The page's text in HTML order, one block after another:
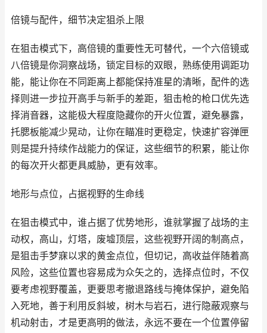
倍镜与配件，细节决定狙杀上限
在狙击模式下，高倍镜的重要性无可替代，一个六倍镜或
八倍镜是你洞察战场，锁定目标的双眼，熟练使用调距功
能，能让你在不同距离上都能保持准星的清晰，配件的选
择则进一步拉开高手与新手的差距，狙击枪的枪口优先选
择消音器，这能极大程度隐藏你的开火位置，避免暴露，
托腮板能减少晃动，让你在瞄准时更稳定，快速扩容弹匣
则是提升持续作战能力的保证，这些细节的积累，能让你
的每次开火都更具威胁，更有效率。
地形与点位，占据视野的生命线
在狙击模式中，谁占据了优势地形，谁就掌握了战场的主
动权，高山，灯塔，废墟顶层，这些视野开阔的制高点，
是狙击手梦寐以求的黄金点位，但切记，高收益伴随着高
风险，这些位置也容易成为众矢之的，选择点位时，不仅
要考虑视野覆盖，更要思考撤退路线与掩体保护，避免陷
入死地，善于利用反斜坡，树木与岩石，进行隐蔽观察与
机动射击，才是更高明的做法，永远不要在一个位置停留